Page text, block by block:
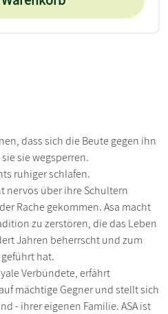
dass sich die Beute gegen ihn
sie wegsperren.
ruhiger schlafen.
nervös über ihre Schultern
Rache gekommen. Asa macht
zu zerstören, die das Leben
Jahren beherrscht und zum
hat.
Verbündete, erfährt
mächtige Gegner und stellt sich
- ihrer eigenen Familie. ASA ist